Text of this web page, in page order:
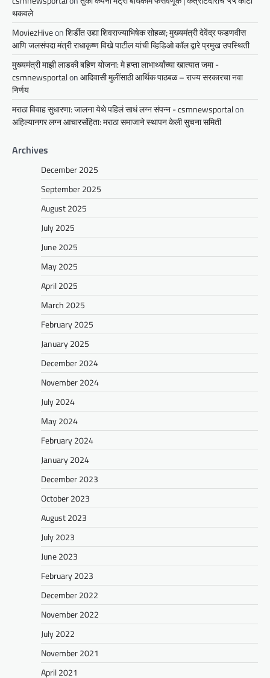
थकवले
MoviezHiveonशिर्डीत उद्या शिवराज्याभिषेक सोहळा; मुख्यमंत्री देवेंद्र फडणवीस
आणि जलसंपदा मंत्री राधाकृष्ण विखे पाटील यांची व्हिडिओ कॉल द्वारे प्रमुख उपस्थिती
मुख्यमंत्री माझी लाडकी बहिण योजना: मे हप्ता लाभार्थ्यांच्या खात्यात जमा -
csmnewsportalonआदिवासी मुलींसाठी आर्थिक पाठबळ – राज्य सरकारचा नवा
निर्णय
मराठा विवाह सुधारणा: जालना येथे पहिलं साधं लग्न संपन्न - csmnewsportalon
अहिल्यानगर लग्न आचारसंहिता: मराठा समाजाने स्थापन केली सुचना समिती
Archives
December 2025
September 2025
August 2025
July 2025
June 2025
May 2025
April 2025
March 2025
February 2025
January 2025
December 2024
November 2024
July 2024
May 2024
February 2024
January 2024
December 2023
October 2023
August 2023
July 2023
June 2023
February 2023
December 2022
November 2022
July 2022
November 2021
April 2021